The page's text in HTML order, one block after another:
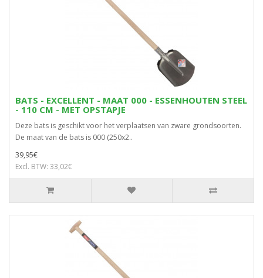
BATS - EXCELLENT - MAAT 000 - ESSENHOUTEN STEEL
- 110 CM - MET OPSTAPJE
Deze bats is geschikt voor het verplaatsen van zware grondsoorten.
De maat van de bats is 000 (250x2..
39,95€
Excl. BTW: 33,02€